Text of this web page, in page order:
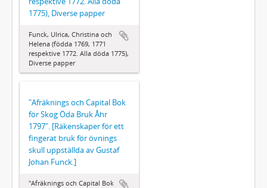
1775), Diverse papper
Funck, Ulrica, Christina och
Helena (födda 1769, 1771
respektive 1772. Alla döda 1775),
Diverse papper
"Afräknings och Capital Bok
för Skog Öda Bruk Åhr
1797". [Räkenskaper för ett
fingerat bruk för övnings
skull uppställda av Gustaf
Johan Funck.]
"Afräknings och Capital Bok